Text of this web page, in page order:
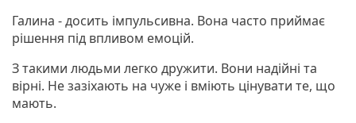
Галина - досить імпульсивна. Вона часто приймає
рішення під впливом емоцій.
З такими людьми легко дружити. Вони надійні та
вірні. Не зазіхають на чуже і вміють цінувати те, що
мають.